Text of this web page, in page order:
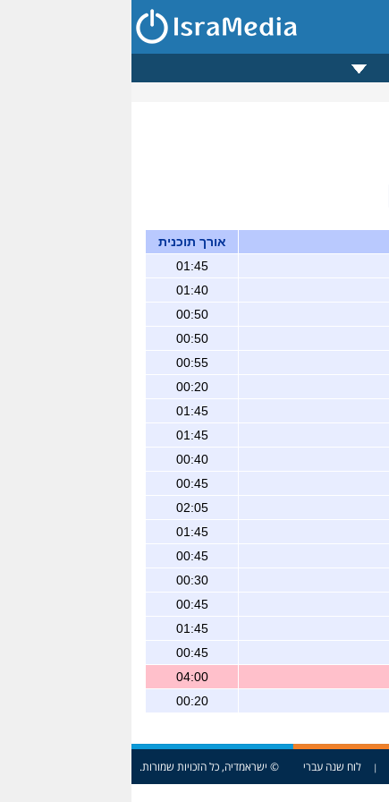
אורך תוכנית
01:45
01:40
00:50
00:50
00:55
00:20
01:45
01:45
00:40
00:45
02:05
01:45
00:45
00:30
00:45
01:45
00:45
04:00
00:20
© ישראמדיה, כל הזכויות שמורות. | לוח שנה עברי